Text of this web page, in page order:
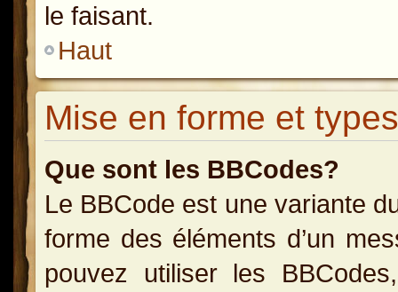
le faisant.
Haut
Mise en forme et
Que sont les BBCodes?
Le BBCode est une variante
forme des éléments d’un
pouvez utiliser les